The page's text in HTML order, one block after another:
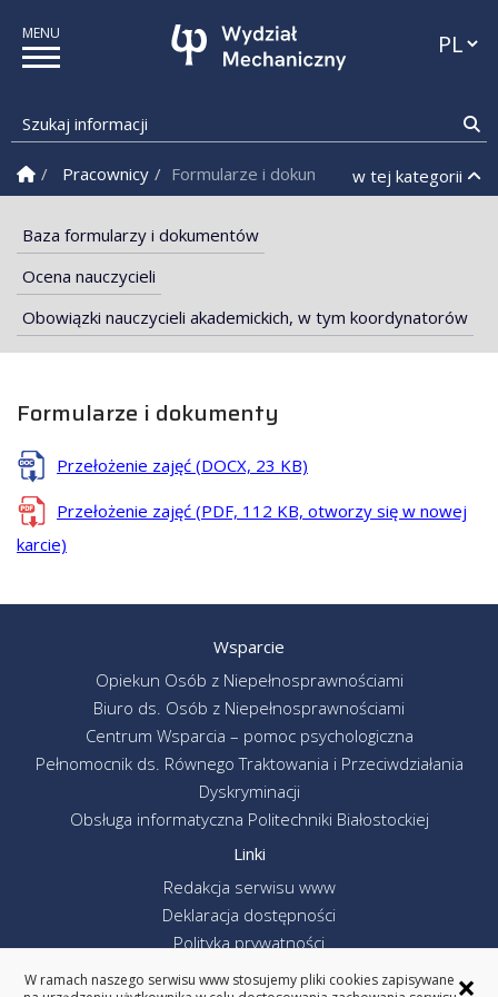
Szukaj informacji
Strona Główna
Pracownicy Formularze i dokumentyw tej kategorii
Baza formularzy i dokumentów
Ocena nauczycieli
Obowiązki nauczycieli akademickich, w tym koordynatorów
Formularze i dokumenty
Przełożenie zajęć (DOCX, 23 KB)
Przełożenie zajęć (PDF, 112 KB, otworzy się w nowej
karcie)
Wsparcie
Opiekun Osób z Niepełnosprawnościami
Biuro ds. Osób z Niepełnosprawnościami
Centrum Wsparcia – pomoc psychologiczna
Pełnomocnik ds. Równego Traktowania i Przeciwdziałania
Dyskryminacji
Obsługa informatyczna Politechniki Białostockiej
Linki
Redakcja serwisu www
Deklaracja dostępności
Polityka prywatności
Poprzednia wersja serwisu www
×
W ramach naszego serwisu www stosujemy pliki cookies zapisywane